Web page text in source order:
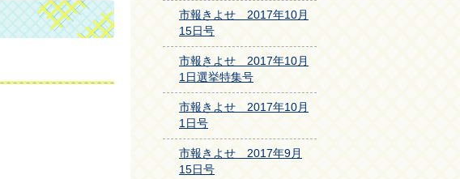
市報きよせ 2017年10月
15日号
市報きよせ 2017年10月
1日選挙特集号
市報きよせ 2017年10月
1日号
市報きよせ 2017年9月
15日号